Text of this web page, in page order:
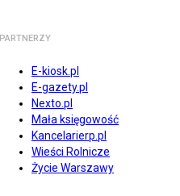
PARTNERZY
E-kiosk.pl
E-gazety.pl
Nexto.pl
Mała księgowość
Kancelarierp.pl
Wieści Rolnicze
Życie Warszawy